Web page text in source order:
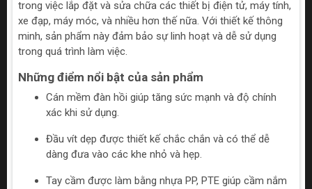
trong việc lắp đặt và sửa chữa các thiết bị điện tử, máy tính,
xe đạp, máy móc, và nhiều hơn thế nữa. Với thiết kế thông
minh, sản phẩm này đảm bảo sự linh hoạt và dễ sử dụng
trong quá trình làm việc.
Những điểm nổi bật của sản phẩm
Cán mềm đàn hồi giúp tăng sức mạnh và độ chính
xác khi sử dụng.
Đầu vít dẹp được thiết kế chắc chắn và có thể dễ
dàng đưa vào các khe nhỏ và hẹp.
Tay cầm được làm bằng nhựa PP, PTE giúp cầm nắm